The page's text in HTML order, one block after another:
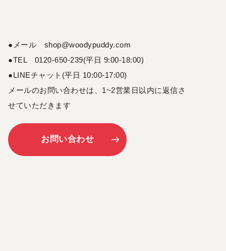
●メール shop@woodypuddy.com
●TEL 0120-650-239(平日 9:00-18:00)
●LINEチャット(平日 10:00-17:00)
メールのお問い合わせは、1~2営業日以内に返信さ
せていただきます
お問い合わせ